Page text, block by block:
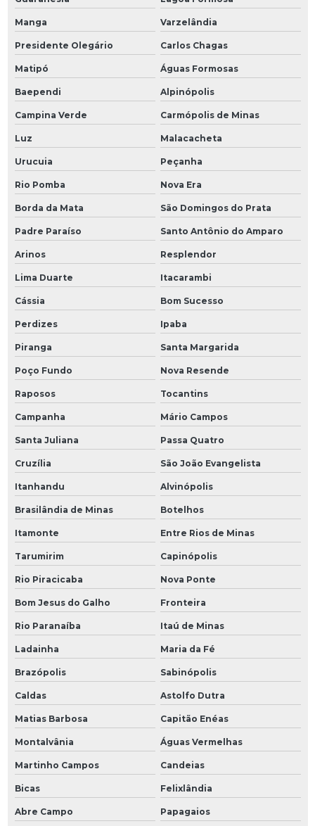
Manga Varzelândia
Presidente Olegário Carlos Chagas
Matipó Águas Formosas
Baependi Alpinópolis
Campina Verde Carmópolis de Minas
Luz Malacacheta
Urucuia Peçanha
Rio Pomba Nova Era
Borda da Mata São Domingos do Prata
Padre Paraíso Santo Antônio do Amparo
Arinos Resplendor
Lima Duarte Itacarambi
Cássia Bom Sucesso
Perdizes Ipaba
Piranga Santa Margarida
Poço Fundo Nova Resende
Raposos Tocantins
Campanha Mário Campos
Santa Juliana Passa Quatro
Cruzília São João Evangelista
Itanhandu Alvinópolis
Brasilândia de Minas Botelhos
Itamonte Entre Rios de Minas
Tarumirim Capinópolis
Rio Piracicaba Nova Ponte
Bom Jesus do Galho Fronteira
Rio Paranaíba Itaú de Minas
Ladainha Maria da Fé
Brazópolis Sabinópolis
Caldas Astolfo Dutra
Matias Barbosa Capitão Enéas
Montalvânia Águas Vermelhas
Martinho Campos Candeias
Bicas Felixlândia
Abre Campo Papagaios